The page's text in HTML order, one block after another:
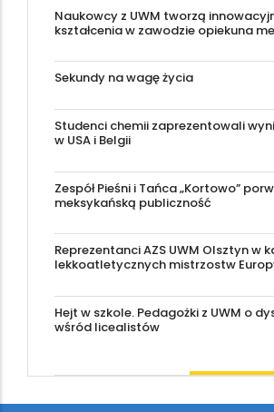
Naukowcy z UWM tworzą
kształcenia w zawodzie opiekuna
Sekundy na wagę życia
Studenci chemii zaprezentowali
w USA i Belgii
Zespół Pieśni i Tańca „Kortowo”
meksykańską publiczność
Reprezentanci AZS UWM Olsztyn w
lekkoatletycznych mistrzostw
Hejt w szkole. Pedagożki z UWM o
wśród licealistów